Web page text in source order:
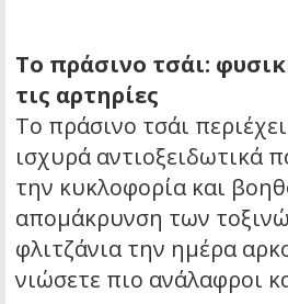
Το πράσινο τσάι:
τις αρτηρίες
Το πράσινο τσάι
ισχυρά αντιοξειδωτικά
την κυκλοφορία και
απομάκρυνση των
φλιτζάνια την ημέρα
νιώσετε πιο ανάλαφροι